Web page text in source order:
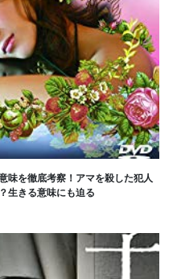
味を徹底考察！アマを殺した犯人
生きる意味にも迫る